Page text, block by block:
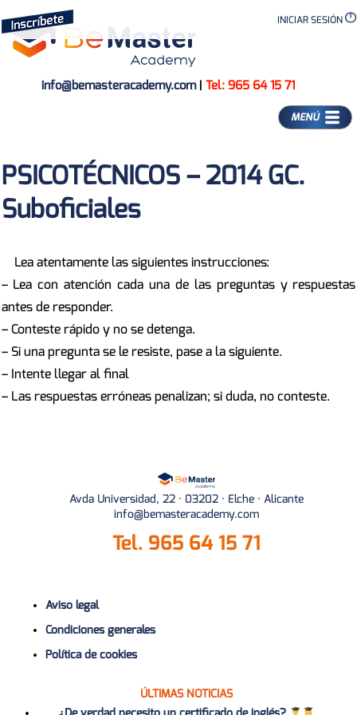
INICIAR SESIÓN
info@bemasteracademy.com| Tel: 965 64 15 71
MENÚ
PSICOTÉCNICOS – 2014 GC.
Suboficiales
Lea atentamente las siguientes instrucciones:
– Lea con atención cada una de las preguntas y respuestas
antes de responder.
– Conteste rápido y no se detenga.
– Si una pregunta se le resiste, pase a la siguiente.
– Intente llegar al final
– Las respuestas erróneas penalizan; si duda, no conteste.
Avda Universidad, 22 · 03202 · Elche · Alicante
info@bemasteracademy.com
Tel. 965 64 15 71
Aviso legal
Condiciones generales
Política de cookies
ÚLTIMAS NOTICIAS